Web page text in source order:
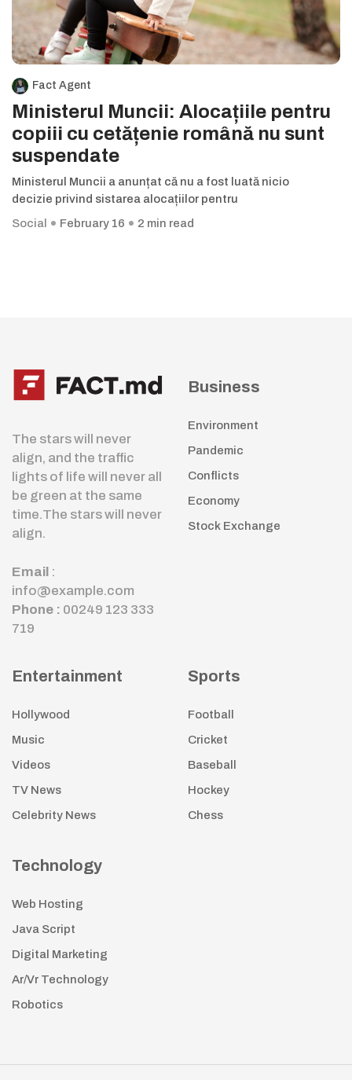
Fact Agent
Ministerul Muncii: Alocațiile pentru
copiii cu cetățenie română nu sunt
suspendate
Ministerul Muncii a anunțat că nu a fost luată nicio
decizie privind sistarea alocațiilor pentru
Social
February 16 2 min read
The stars will never
align, and the traffic
lights of life will never all
be green at the same
time.The stars will never
align.
Email :
info@example.com
Phone : 00249 123 333
719
Business
Environment
Pandemic
Conflicts
Economy
Stock Exchange
Entertainment
Hollywood
Music
Videos
TV News
Celebrity News
Sports
Football
Cricket
Baseball
Hockey
Chess
Technology
Web Hosting
Java Script
Digital Marketing
Ar/Vr Technology
Robotics